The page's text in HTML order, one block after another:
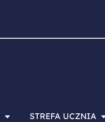
STREFA UCZNIA